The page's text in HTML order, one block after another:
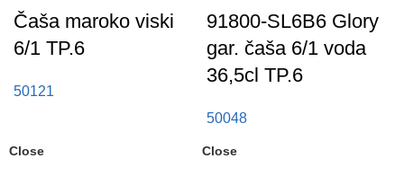
Čaša maroko viski
6/1 TP.6
50121
91800-SL6B6 Glory
gar. čaša 6/1 voda
36,5cl TP.6
50048
Close Close